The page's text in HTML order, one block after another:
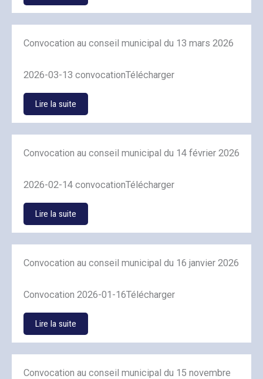
Convocation au conseil municipal du 13 mars 2026
2026-03-13 convocationTélécharger
Lire la suite
Convocation au conseil municipal du 14 février 2026
2026-02-14 convocationTélécharger
Lire la suite
Convocation au conseil municipal du 16 janvier 2026
Convocation 2026-01-16Télécharger
Lire la suite
Convocation au conseil municipal du 15 novembre